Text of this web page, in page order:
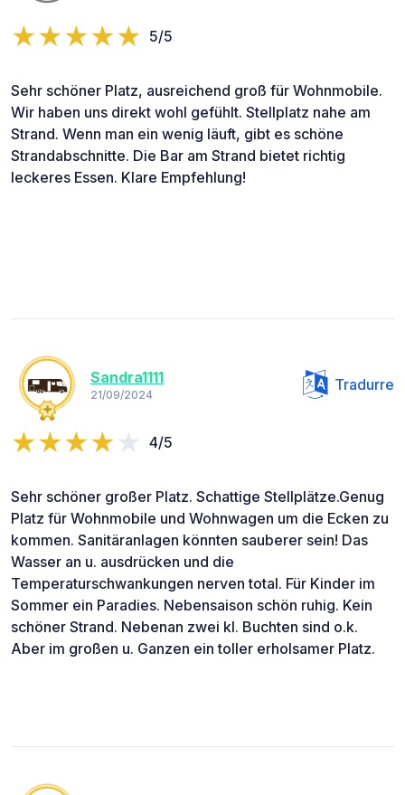
5/5
Sehr schöner Platz, ausreichend groß für Wohnmobile.
Wir haben uns direkt wohl gefühlt. Stellplatz nahe am
Strand. Wenn man ein wenig läuft, gibt es schöne
Strandabschnitte. Die Bar am Strand bietet richtig
leckeres Essen. Klare Empfehlung!
Sandra1111
21/09/2024
Tradurre
4/5
Sehr schöner großer Platz. Schattige Stellplätze.Genug
Platz für Wohnmobile und Wohnwagen um die Ecken zu
kommen. Sanitäranlagen könnten sauberer sein! Das
Wasser an u. ausdrücken und die
Temperaturschwankungen nerven total. Für Kinder im
Sommer ein Paradies. Nebensaison schön ruhig. Kein
schöner Strand. Nebenan zwei kl. Buchten sind o.k.
Aber im großen u. Ganzen ein toller erholsamer Platz.